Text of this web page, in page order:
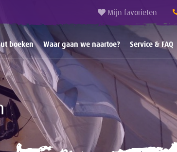
Mijn favorieten
boeken Waar gaan we naartoe? Service & FAQ